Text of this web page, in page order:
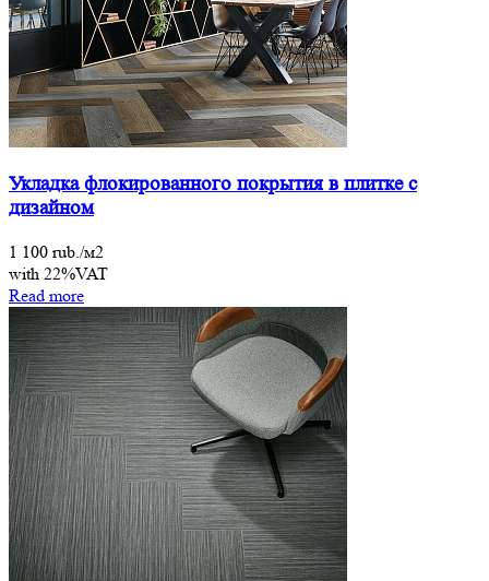
Укладка флокированного покрытия в плитке с
дизайном
1 100 rub./м2
with 22%VAT
Read more